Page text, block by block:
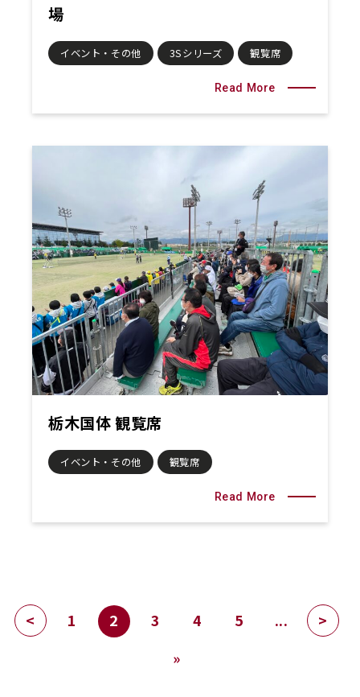
場
イベント・その他 3Sシリーズ 観覧席
Read More
栃木国体 観覧席
イベント・その他 観覧席
Read More
< 1 2 3 4 5 ...
>
»